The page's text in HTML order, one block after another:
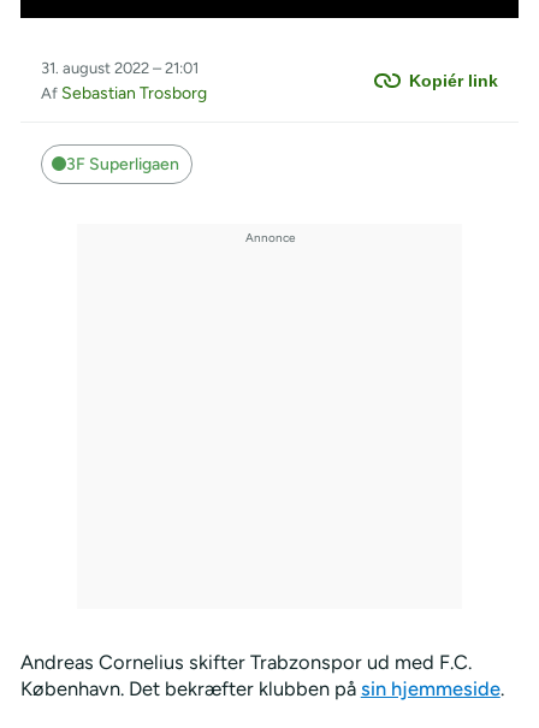
Kopiér link
31. august 2022 – 21:01
Af Sebastian Trosborg
3F Superligaen
Andreas Cornelius skifter Trabzonspor ud med F.C.
København. Det bekræfter klubben på sin hjemmeside.